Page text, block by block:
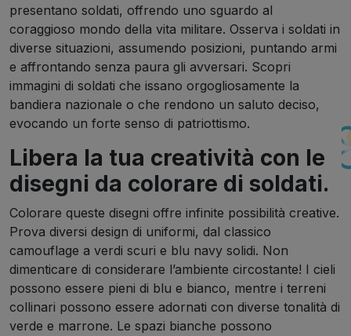
presentano soldati, offrendo uno sguardo al
coraggioso mondo della vita militare. Osserva i soldati in
diverse situazioni, assumendo posizioni, puntando armi
e affrontando senza paura gli avversari. Scopri
immagini di soldati che issano orgogliosamente la
bandiera nazionale o che rendono un saluto deciso,
evocando un forte senso di patriottismo.
Libera la tua creatività con le
disegni da colorare di soldati.
Colorare queste disegni offre infinite possibilità creative.
Prova diversi design di uniformi, dal classico
camouflage a verdi scuri e blu navy solidi. Non
dimenticare di considerare l’ambiente circostante! I cieli
possono essere pieni di blu e bianco, mentre i terreni
collinari possono essere adornati con diverse tonalità di
verde e marrone. Le spazi bianche possono